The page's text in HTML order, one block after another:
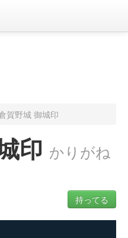
賀野城 御城印
印 かりがね
持ってる